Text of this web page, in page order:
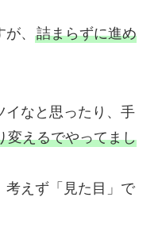
、 詰まらずに進め
イなと思ったり、手
変えるでやってまし
考えず「見た目」で